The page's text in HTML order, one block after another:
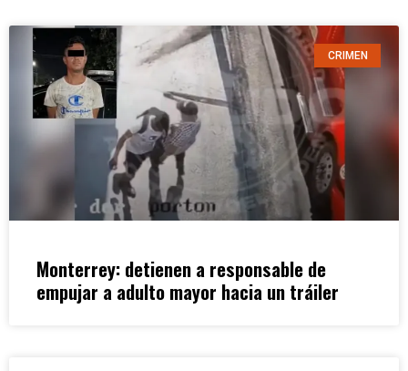
CRIMEN
Monterrey: detienen a responsable de
empujar a adulto mayor hacia un tráiler